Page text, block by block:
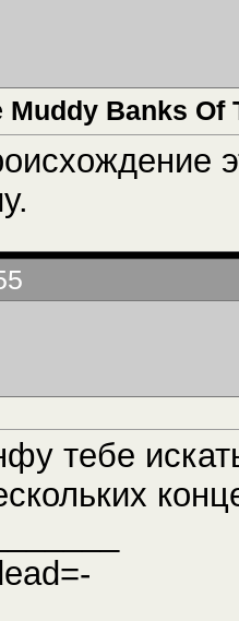
Muddy Banks Of
тебе